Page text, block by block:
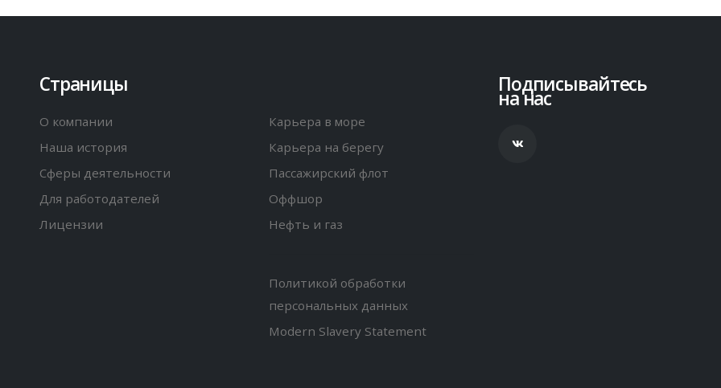
Страницы
О компании
Наша история
Сферы деятельности
Для работодателей
Лицензии
Карьера в море
Карьера на берегу
Пассажирский флот
Оффшор
Нефть и газ
Политикой обработки
персональных данных
Modern Slavery Statement
Подписывайтесь
на нас